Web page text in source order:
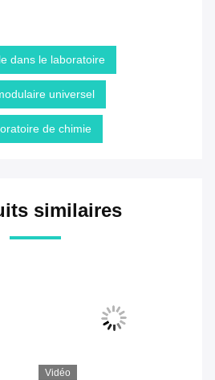
dans le laboratoire
universel
de chimie
similaires